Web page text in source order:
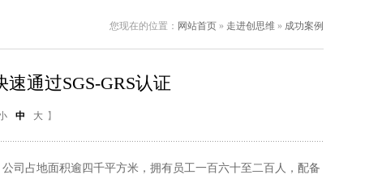
您现在的位置： 网站首页 » 走进创思维 » 成功案例
通过SGS-GRS认证
中 大 】
占地面积逾四千平方米，拥有员工一百六十至二百人，配备